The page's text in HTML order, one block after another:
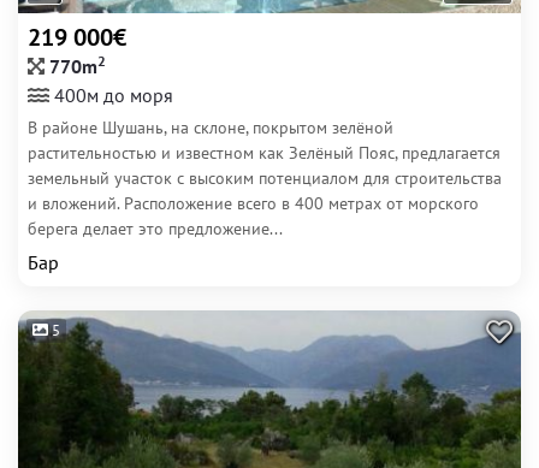
219 000€
770m2
400м до моря
В районе Шушань, на склоне, покрытом зелёной
растительностью и известном как Зелёный Пояс, предлагается
земельный участок с высоким потенциалом для строительства
и вложений. Расположение всего в 400 метрах от морского
берега делает это предложение...
Бар
5